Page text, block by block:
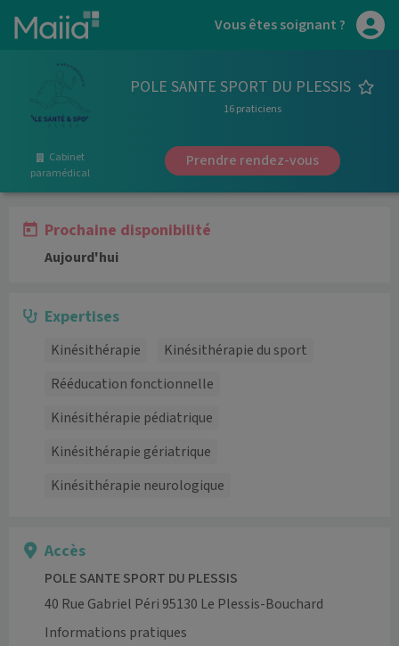
Aller au contenu principal Vous êtes soignant ?
POLE SANTE SPORT DU PLESSIS
16 praticiens
Cabinet
paramédical
Prendre rendez-vous
Prochaine disponibilité
Aujourd'hui
Expertises
Kinésithérapie
Kinésithérapie du sport
Rééducation fonctionnelle
Kinésithérapie pédiatrique
Kinésithérapie gériatrique
Kinésithérapie neurologique
Accès
POLE SANTE SPORT DU PLESSIS
40 Rue Gabriel Péri 95130 Le Plessis-Bouchard
Informations pratiques